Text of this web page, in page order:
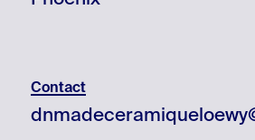
Contact